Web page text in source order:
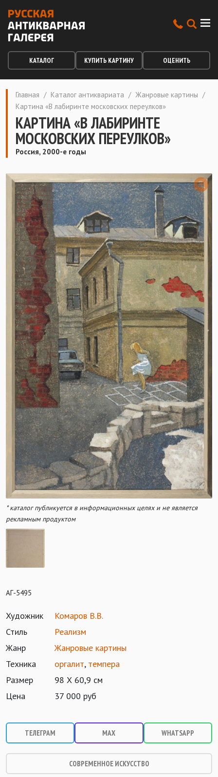
КАТАЛОГ КУПИТЬ КАРТИНУ ОЦЕНИТЬ
Главная / Каталог антиквариата / Жанровые картины /
Картина «В лабиринте московских переулков»
КАРТИНА «В ЛАБИРИНТЕ
МОСКОВСКИХ ПЕРЕУЛКОВ»
Россия, 2000-е годы
* каталог публикуется в информационных целях и не является
рекламным продуктом
АГ-5495
Художник
Комаров В.В.
Стиль
Реализм
Жанр
Жанровые картины
Техника
оргалит, темпера
Размер
98 Х 60,9 см
Цена
37 000 руб
ТЕЛЕГРАМ MAX WHATSAPP
СОВРЕМЕННОЕ ИСКУССТВО